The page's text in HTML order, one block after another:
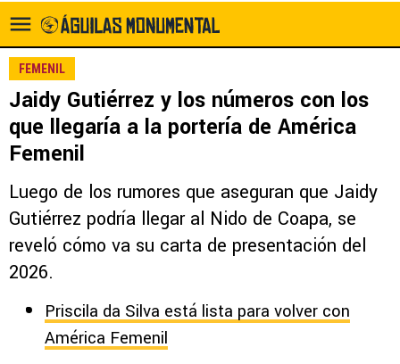
FEMENIL
Jaidy Gutiérrez y los números con los
que llegaría a la portería de América
Femenil
Luego de los rumores que aseguran que Jaidy
Gutiérrez podría llegar al Nido de Coapa, se
reveló cómo va su carta de presentación del
2026.
Priscila da Silva está lista para volver con
América Femenil